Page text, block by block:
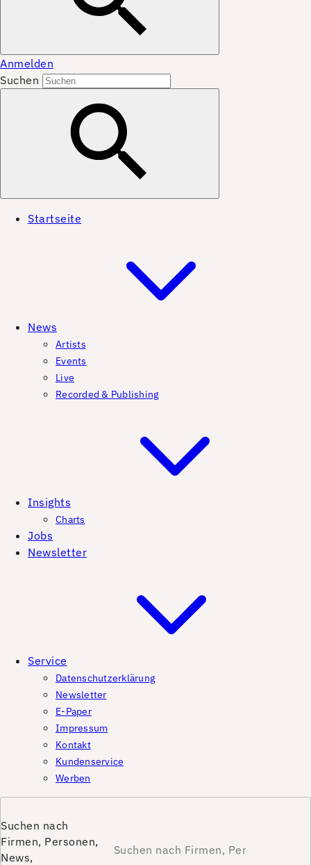
Anmelden
Suchen
Startseite
News
Artists
Events
Live
Recorded & Publishing
Insights
Charts
Jobs
Newsletter
Service
Datenschutzerklärung
Newsletter
E-Paper
Impressum
Kontakt
Kundenservice
Werben
Suchen nach
Firmen, Personen,
News,